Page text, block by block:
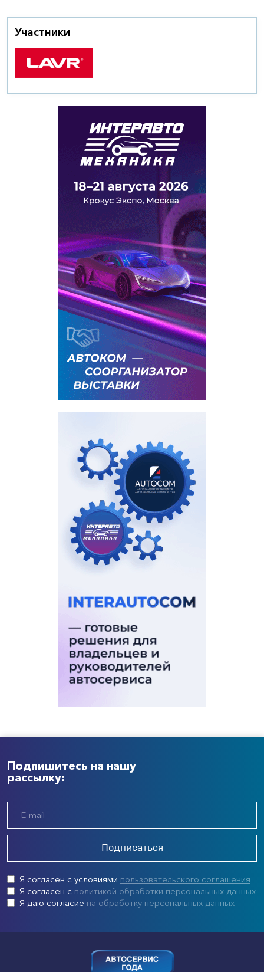
Участники
Подпишитесь на нашу
рассылку:
Подписаться
Я согласен с условиями пользовательского соглашения
Я согласен с политикой обработки персональных данных
Я даю согласие на обработку персональных данных